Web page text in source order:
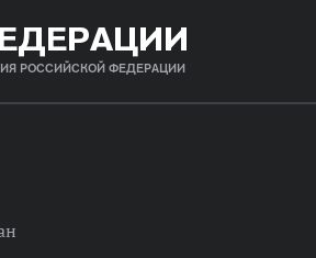
РОССИЙСКОЙ ФЕДЕРАЦИИ